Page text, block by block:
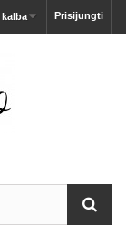
Prisijungti